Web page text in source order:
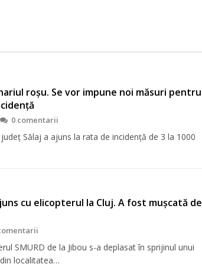
roșu. Se vor impune noi măsuri pentru
0 comentarii
Sălaj a ajuns la rata de incidență de 3 la 1000
cu elicopterul la Cluj. A fost mușcată de
SMURD de la Jibou s-a deplasat în sprijinul unui
localitatea…